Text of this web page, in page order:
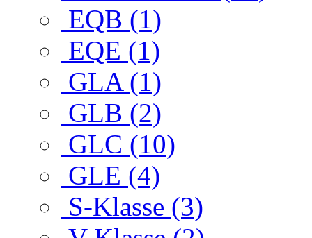
EQB (1)
EQE (1)
GLA (1)
GLB (2)
GLC (10)
GLE (4)
S-Klasse (3)